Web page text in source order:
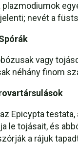
nevét a
vagy
néhány finom
Epicypta
le tojásait, és
a rájuk